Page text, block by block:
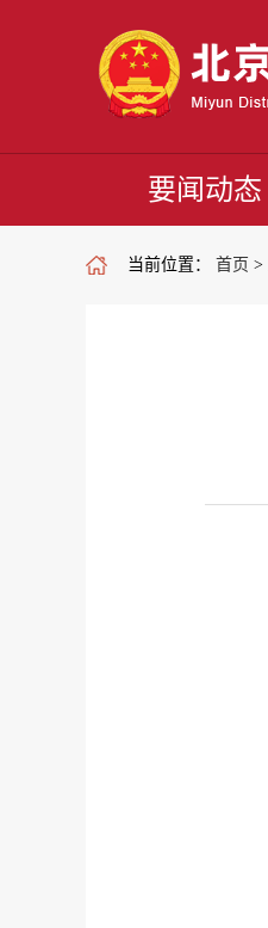
要闻动态
当前位置： 首页 >